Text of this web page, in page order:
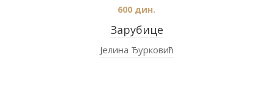
Зарубице
600 дин.
Јелина Ђурковић